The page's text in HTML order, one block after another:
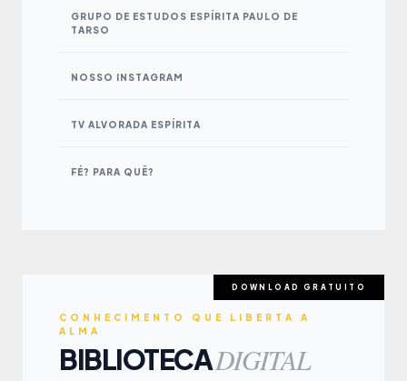
GRUPO DE ESTUDOS ESPÍRITA PAULO DE
TARSO
NOSSO INSTAGRAM
TV ALVORADA ESPÍRITA
FÉ? PARA QUÊ?
DOWNLOAD GRATUITO
CONHECIMENTO QUE LIBERTA A
ALMA
BIBLIOTECADIGITAL